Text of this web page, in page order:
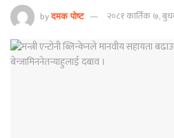
by दमक पोष्ट २०८१ कार्तिक ७,